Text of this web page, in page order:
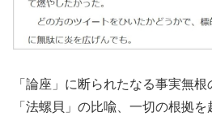
「論座」に断られたなる事実無
「法螺貝」の比喩、一切の根拠